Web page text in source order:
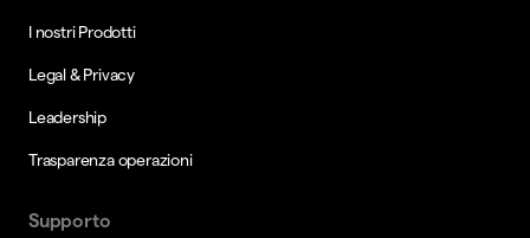
I nostri Prodotti
Legal & Privacy
Leadership
Trasparenza operazioni
Supporto